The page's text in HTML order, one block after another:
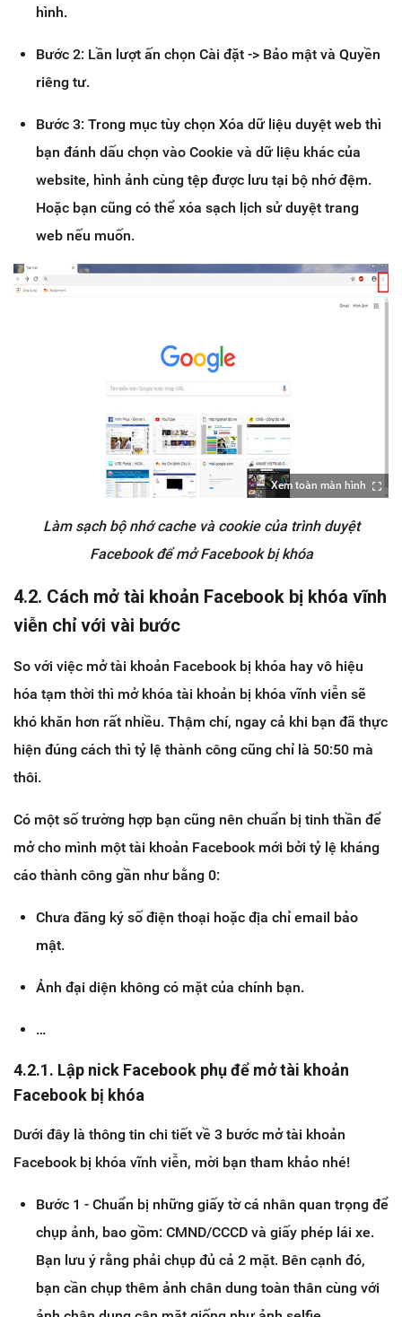
hình.
Bước 2: Lần lượt ấn chọn Cài đặt -> Bảo mật và Quyền
riêng tư.
Bước 3: Trong mục tùy chọn Xóa dữ liệu duyệt web thì
bạn đánh dấu chọn vào Cookie và dữ liệu khác của
website, hình ảnh cùng tệp được lưu tại bộ nhớ đệm.
Hoặc bạn cũng có thể xóa sạch lịch sử duyệt trang
web nếu muốn.
Xem toàn màn hình
Làm sạch bộ nhớ cache và cookie của trình duyệt
Facebook để mở Facebook bị khóa
4.2. Cách mở tài khoản Facebook bị khóa vĩnh
viễn chỉ với vài bước
So với việc mở tài khoản Facebook bị khóa hay vô hiệu
hóa tạm thời thì mở khóa tài khoản bị khóa vĩnh viễn sẽ
khó khăn hơn rất nhiều. Thậm chí, ngay cả khi bạn đã thực
hiện đúng cách thì tỷ lệ thành công cũng chỉ là 50:50 mà
thôi.
Có một số trường hợp bạn cũng nên chuẩn bị tinh thần để
mở cho mình một tài khoản Facebook mới bởi tỷ lệ kháng
cáo thành công gần như bằng 0:
Chưa đăng ký số điện thoại hoặc địa chỉ email bảo
mật.
Ảnh đại diện không có mặt của chính bạn.
…
4.2.1. Lập nick Facebook phụ để mở tài khoản
Facebook bị khóa
Dưới đây là thông tin chi tiết về 3 bước mở tài khoản
Facebook bị khóa vĩnh viễn, mời bạn tham khảo nhé!
Bước 1 - Chuẩn bị những giấy tờ cá nhân quan trọng để
chụp ảnh, bao gồm: CMND/CCCD và giấy phép lái xe.
Bạn lưu ý rằng phải chụp đủ cả 2 mặt. Bên cạnh đó,
bạn cần chụp thêm ảnh chân dung toàn thân cùng với